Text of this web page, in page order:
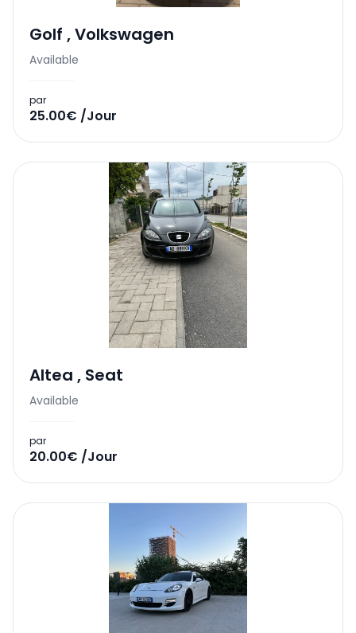
Golf ,Volkswagen
Available
par
25.00€ /Jour
Altea , Seat
Available
par
20.00€ /Jour